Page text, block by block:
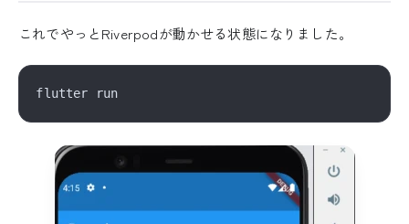
これでやっとRiverpodが動かせる状態になりました。